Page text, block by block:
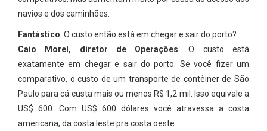
navios e dos caminhões.
Fantástico: O custo então está em chegar e sair do porto?
Caio Morel, diretor de Operações: O custo está
exatamente em chegar e sair do porto. Se você fizer um
comparativo, o custo de um transporte de contêiner de São
Paulo para cá custa mais ou menos R$ 1,2 mil. Isso equivale a
US$ 600. Com US$ 600 dólares você atravessa a costa
americana, da costa leste pra costa oeste.